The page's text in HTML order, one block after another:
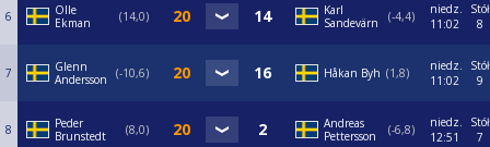
6
Olle
Ekman
14,0
Karl
Sandevärn
-4,4
niedz.
11:02
Stół
8
7
Glenn
Andersson
-10,6 Håkan Byh 1,8
niedz.
11:02
Stół
9
8
Peder
Brunstedt
8,0
Andreas
Pettersson
-6,8
niedz.
12:51
Stół
7